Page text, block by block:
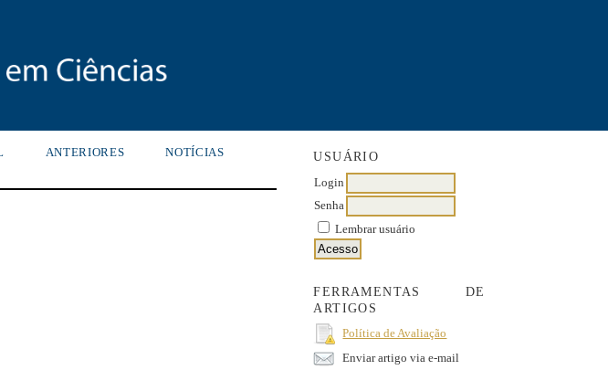
USUÁRIO
Login
Senha
Lembrar usuário
FERRAMENTAS DE
ARTIGOS
Política de Avaliação
Enviar artigo via e-mail
ANTERIORES NOTÍCIAS